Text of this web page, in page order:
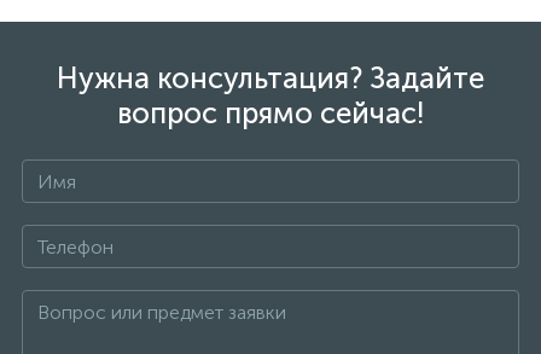
Нужна консультация? Задайте
вопрос прямо сейчас!